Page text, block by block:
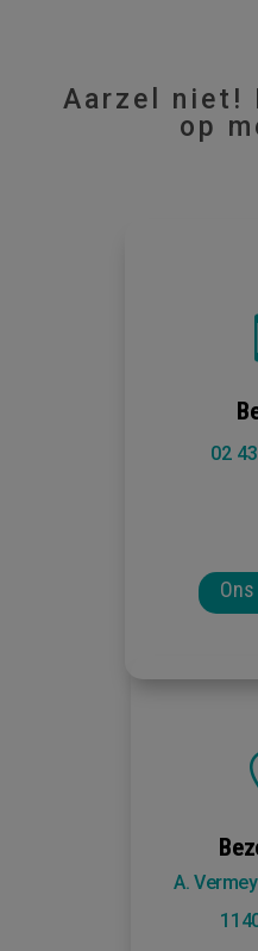
Aarzel niet!
op
02
A.